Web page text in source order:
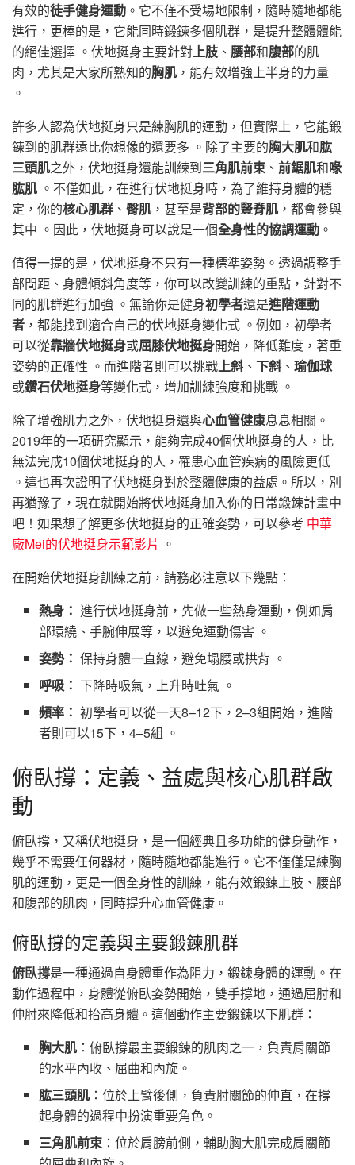
有效的徒手健身運動 。它不僅不受場地限制，隨時隨地都能
進行，更棒的是，它能同時鍛鍊多個肌群，是提升整體體能
的絕佳選擇 。伏地挺身主要針對上肢 、 腰部和腹部的肌
肉，尤其是大家所熟知的胸肌 ，能有效增強上半身的力量
。
許多人認為伏地挺身只是練胸肌的運動，但實際上，它能鍛
鍊到的肌群遠比你想像的還要多 。除了主要的胸大肌和肱
三頭肌之外，伏地挺身還能訓練到三角肌前束 、 前鋸肌和喙
肱肌 。不僅如此，在進行伏地挺身時，為了維持身體的穩
定，你的核心肌群 、 臀肌 ，甚至是背部的豎脊肌 ，都會參與
其中 。因此，伏地挺身可以說是一個全身性的協調運動 。
值得一提的是，伏地挺身不只有一種標準姿勢。透過調整手
部間距、身體傾斜角度等，你可以改變訓練的重點，針對不
同的肌群進行加強 。無論你是健身初學者還是進階運動
者 ，都能找到適合自己的伏地挺身變化式 。例如，初學者
可以從靠牆伏地挺身或屈膝伏地挺身開始，降低難度，著重
姿勢的正確性 。而進階者則可以挑戰上斜、 下斜、 瑜伽球
或鑽石伏地挺身等變化式，增加訓練強度和挑戰 。
除了增強肌力之外，伏地挺身還與心血管健康息息相關。
2019年的一項研究顯示，能夠完成40個伏地挺身的人，比
無法完成10個伏地挺身的人，罹患心血管疾病的風險更低
。這也再次證明了伏地挺身對於整體健康的益處。所以，別
再猶豫了，現在就開始將伏地挺身加入你的日常鍛鍊計畫中
吧！如果想了解更多伏地挺身的正確姿勢，可以參考 中華
廠Mei的伏地挺身示範影片 。
在開始伏地挺身訓練之前，請務必注意以下幾點：
熱身： 進行伏地挺身前，先做一些熱身運動，例如肩
部環繞、手腕伸展等，以避免運動傷害 。
姿勢： 保持身體一直線，避免塌腰或拱背 。
呼吸： 下降時吸氣，上升時吐氣 。
頻率： 初學者可以從一天8–12下，2–3組開始，進階
者則可以15下，4–5組 。
俯臥撐：定義、益處與核心肌群啟
動
俯臥撐，又稱伏地挺身，是一個經典且多功能的健身動作，
幾乎不需要任何器材，隨時隨地都能進行。它不僅僅是練胸
肌的運動，更是一個全身性的訓練，能有效鍛鍊上肢、腰部
和腹部的肌肉，同時提升心血管健康。
俯臥撐的定義與主要鍛鍊肌群
俯臥撐是一種通過自身體重作為阻力，鍛鍊身體的運動。在
動作過程中，身體從俯臥姿勢開始，雙手撐地，通過屈肘和
伸肘來降低和抬高身體。這個動作主要鍛鍊以下肌群：
胸大肌 ：俯臥撐最主要鍛鍊的肌肉之一，負責肩關節
的水平內收、屈曲和內旋。
肱三頭肌 ：位於上臂後側，負責肘關節的伸直，在撐
起身體的過程中扮演重要角色。
三角肌前束 ：位於肩膀前側，輔助胸大肌完成肩關節